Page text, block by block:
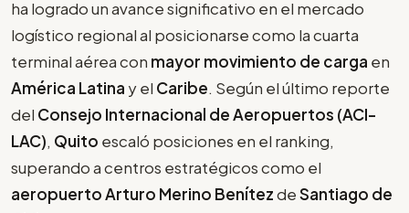
ha logrado un avance significativo en el mercado
logístico regional al posicionarse como la cuarta
terminal aérea con mayor movimiento de carga en
América Latina y el Caribe. Según el último reporte
del Consejo Internacional de Aeropuertos (ACI-
LAC), Quito escaló posiciones en el ranking,
superando a centros estratégicos como el
aeropuerto Arturo Merino BenítezdeSantiago de